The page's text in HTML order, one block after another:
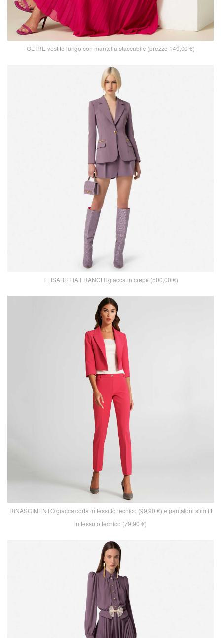
OLTRE vestito lungo con mantella staccabile (prezzo 149,00 €)
ELISABETTA FRANCHI giacca in crepe (500,00 €)
RINASCIMENTO giacca corta in tessuto tecnico (99,90 €) e pantaloni slim fit
in tessuto tecnico (79,90 €)